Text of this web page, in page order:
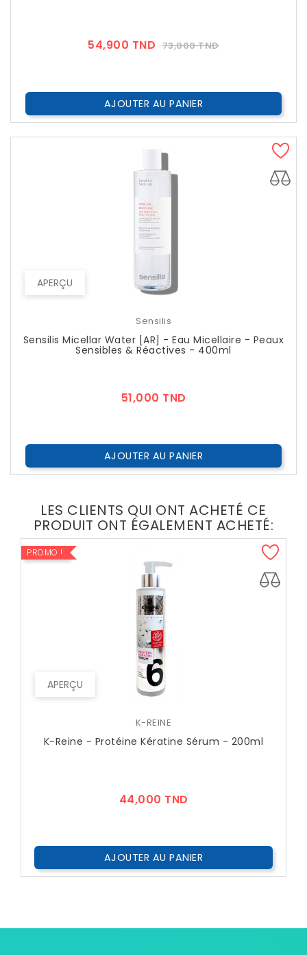
54,900 TND Prix
73,000 TNDPrix
AJOUTER AU PANIER
APERÇU
Sensilis
Sensilis Micellar Water [AR] - Eau Micellaire - Peaux
Sensibles & Réactives - 400ml
51,000 TND
AJOUTER AU PANIER
LES CLIENTS QUI ONT ACHETÉ CE
PRODUIT ONT ÉGALEMENT ACHETÉ:
APERÇU
PROMO !
K-REINE
K-Reine - Protéine Kératine Sérum - 200ml
44,000 TND
AJOUTER AU PANIER